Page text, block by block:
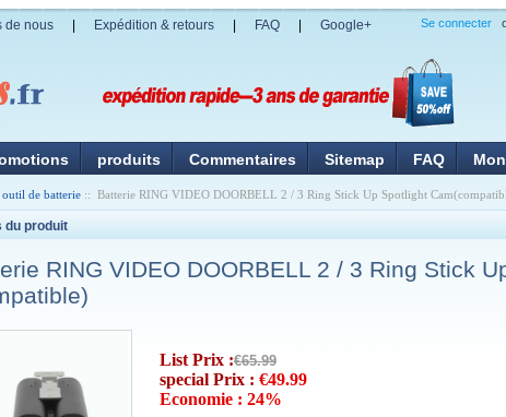
de nous Expédition & retours FAQ Google+ Se connecter
produits Commentaires Sitemap FAQ
outil de batterie :: Batterie RING VIDEO DOORBELL 2 / 3 Ring Stick Up Spotlight
du produit
RING VIDEO DOORBELL 2 / 3 Ring Stick
List Prix :€65.99
special Prix : €49.99
Economie : 24%